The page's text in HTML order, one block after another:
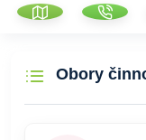
Obory